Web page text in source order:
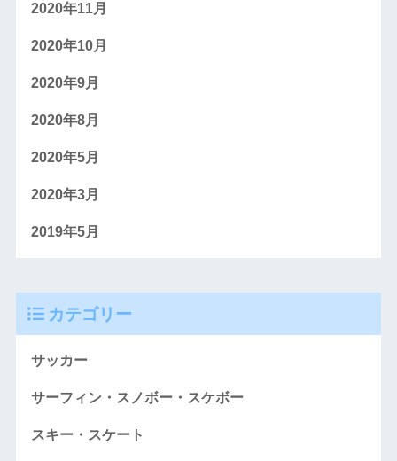
2020年11月
2020年10月
2020年9月
2020年8月
2020年5月
2020年3月
2019年5月
カテゴリー
サッカー
サーフィン・スノボー・スケボー
スキー・スケート